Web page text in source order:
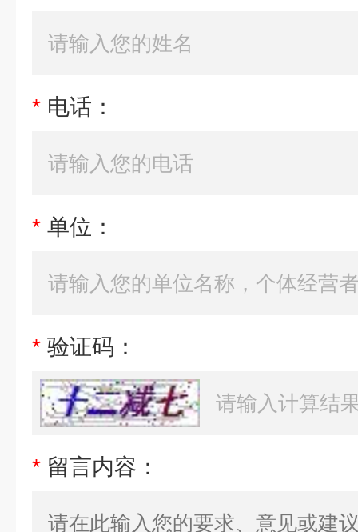
* 电话：
* 单位：
* 验证码：
* 留言内容：